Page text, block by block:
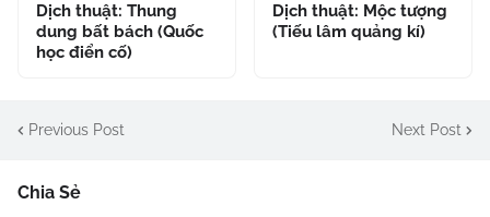
Dịch thuật: Thung
dung bất bách (Quốc
học điển cố)
Dịch thuật: Mộc tượng
(Tiếu lâm quảng kí)
Previous Post Next Post
Chia Sẻ